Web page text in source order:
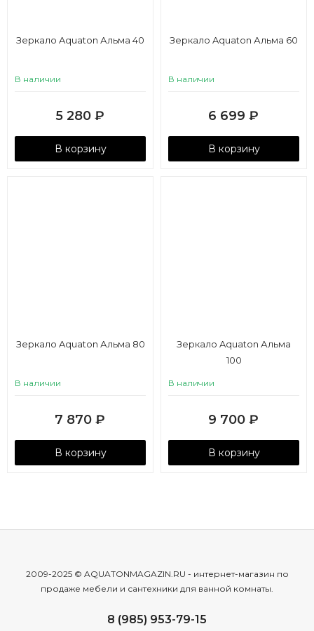
Зеркало Aquaton Альма 40
В наличии
5 280 ₽
В корзину
Зеркало Aquaton Альма 60
В наличии
6 699 ₽
В корзину
Зеркало Aquaton Альма 80
В наличии
7 870 ₽
В корзину
Зеркало Aquaton Альма
100
В наличии
9 700 ₽
В корзину
2009-2025 © AQUATONMAGAZIN.RU - интернет-магазин по
продаже мебели и сантехники для ванной комнаты.
8 (985) 953-79-15